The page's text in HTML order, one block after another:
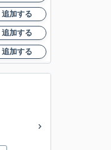
追加する
追加する
追加する